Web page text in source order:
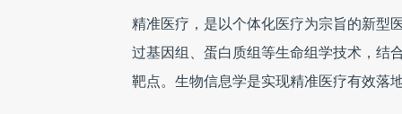
精准医疗，是以个体化医疗为宗旨的新型
过基因组、蛋白质组等生命组学技术，结
靶点。生物信息学是实现精准医疗有效落